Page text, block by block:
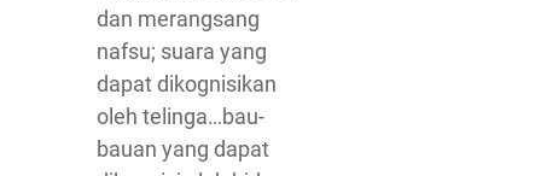
dan merangsang
nafsu; suara yang
dapat dikognisikan
oleh telinga…bau-
bauan yang dapat